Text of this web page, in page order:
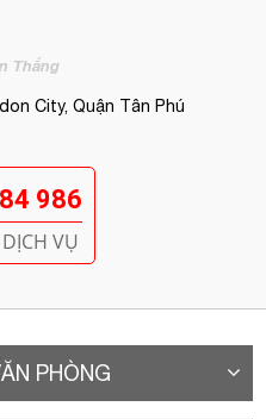
City, Quận Tân Phú
986
VỤ
PHÒNG